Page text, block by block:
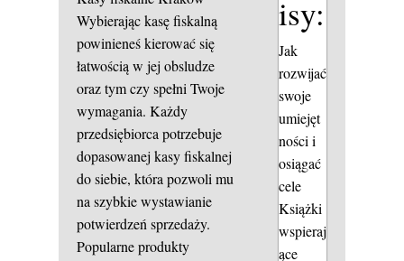
Wybierając kasę fiskalną
powinieneś kierować się
łatwością w jej obsludze
oraz tym czy spełni Twoje
wymagania. Każdy
przedsiębiorca potrzebuje
dopasowanej kasy fiskalnej
do siebie, która pozwoli mu
na szybkie wystawianie
potwierdzeń sprzedaży.
Popularne produkty
isy:
Jak
rozwijać
swoje
umiejęt
ności i
osiągać
cele
Książki
wspieraj
ące